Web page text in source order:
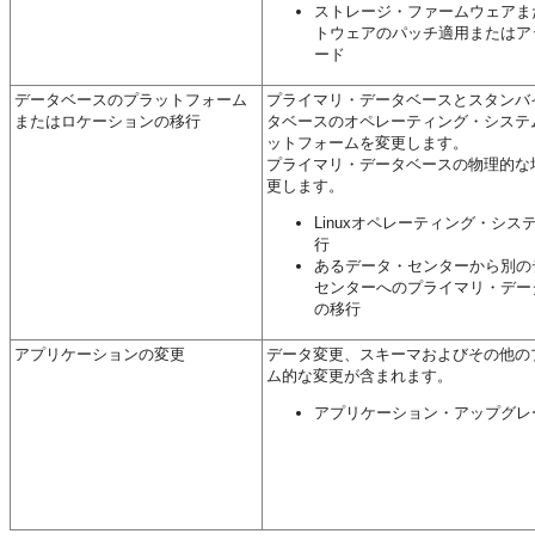
ストレージ・ファームウェア
トウェアのパッチ適用または
ード
データベースのプラットフォーム
またはロケーションの移行
プライマリ・データベースとスタンバ
タベースのオペレーティング・システ
ットフォームを変更します。
プライマリ・データベースの物理的な
更します。
Linuxオペレーティング・シス
行
あるデータ・センターから別
センターへのプライマリ・デ
の移行
アプリケーションの変更
データ変更、スキーマおよびその他の
ム的な変更が含まれます。
アプリケーション・アップグレ